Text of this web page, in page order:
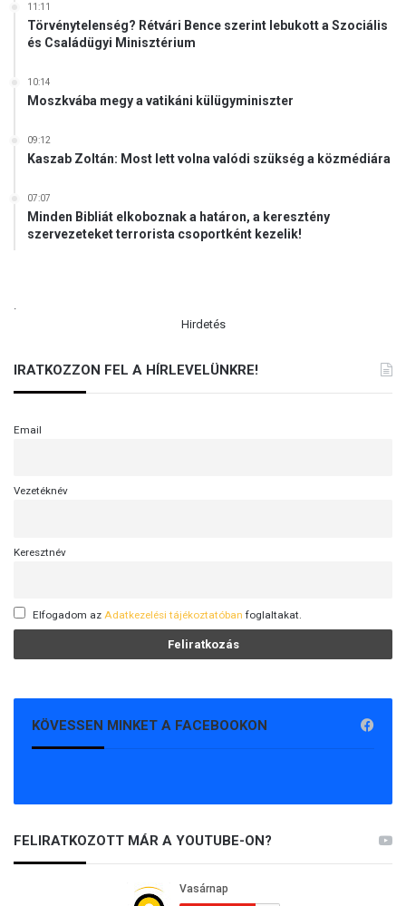
11:11
Törvénytelenség? Rétvári Bence szerint lebukott a Szociális
és Családügyi Minisztérium
10:14
Moszkvába megy a vatikáni külügyminiszter
09:12
Kaszab Zoltán: Most lett volna valódi szükség a közmédiára
07:07
Minden Bibliát elkoboznak a határon, a keresztény
szervezeteket terrorista csoportként kezelik!
Hirdetés
IRATKOZZON FEL A HÍRLEVELÜNKRE!
Email
Vezetéknév
Keresztnév
Elfogadom az Adatkezelési tájékoztatóban foglaltakat.
KÖVESSEN MINKET A FACEBOOKON
FELIRATKOZOTT MÁR A YOUTUBE-ON?